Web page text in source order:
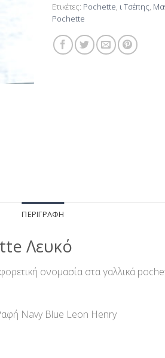
Ετικέτες: Pochette ι Τσέπης
Pochette
ΠΕΡΙΓΡΑΦΉ
Λευκό
ονομασία στα γαλλικά
Navy Blue Leon Henry